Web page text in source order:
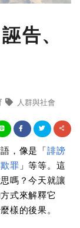
告、
人群與社會
，像是「誹謗
罪」等等。這
嗎？今天就讓
式來解釋它
樣的後果。